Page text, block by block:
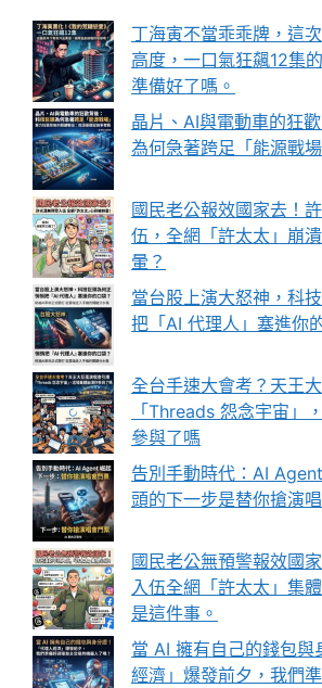
丁海寅不當乖乖牌，這
高度，一口氣狂飆12集
準備好了嗎。
晶片、AI與電動車的狂
為何急著跨足「能源戰場
國民老公報效國家去！
伍，全網「許太太」崩
暈？
當台股上演大怒神，科
把「AI 代理人」塞進你
全台手速大會考？天王
「Threads 怨念宇宙」
參與了嗎
告別手動時代：AI
頭的下一步是替你搶演
國民老公無預警報效國
入伍全網「許太太」集
是這件事。
當 AI 擁有自己的錢包與
經濟」爆發前夕，我們